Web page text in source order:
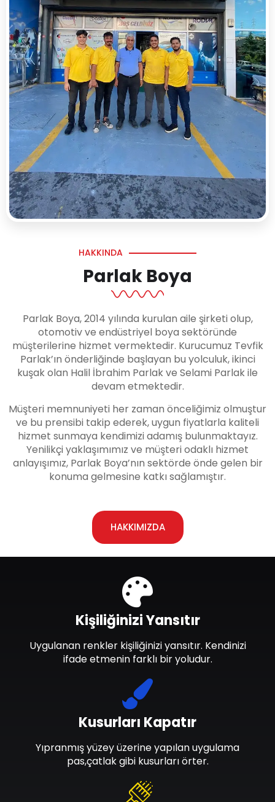
HAKKINDA
Parlak Boya
Parlak Boya, 2014 yılında kurulan aile şirketi olup,
otomotiv ve endüstriyel boya sektöründe
müşterilerine hizmet vermektedir. Kurucumuz Tevfik
Parlak’ın önderliğinde başlayan bu yolculuk, ikinci
kuşak olan Halil İbrahim Parlak ve Selami Parlak ile
devam etmektedir.
Müşteri memnuniyeti her zaman önceliğimiz olmuştur
ve bu prensibi takip ederek, uygun fiyatlarla kaliteli
hizmet sunmaya kendimizi adamış bulunmaktayız.
Yenilikçi yaklaşımımız ve müşteri odaklı hizmet
anlayışımız, Parlak Boya’nın sektörde önde gelen bir
konuma gelmesine katkı sağlamıştır.
HAKKIMIZDA
Kusurları Kapatır
Yıpranmış yüzey üzerine yapılan uygulama
pas,çatlak gibi kusurları örter.
Kişiliğinizi Yansıtır
Uygulanan renkler kişiliğinizi yansıtır. Kendinizi
ifade etmenin farklı bir yoludur.